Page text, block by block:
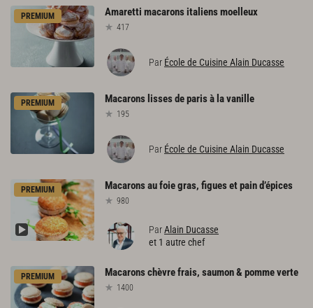
PREMIUM Amaretti macarons italiensmoelleux
417
Par École de Cuisine Alain Ducasse
PREMIUM Macarons lissesdeparisà lavanille
195
Par École de Cuisine Alain Ducasse
PREMIUM Macaronsaufoiegras, figuesetpaind’épices
980
ParAlain Ducasse
et 1 autre chef
PREMIUM Macaronschèvrefrais, saumon& pommeverte
1400